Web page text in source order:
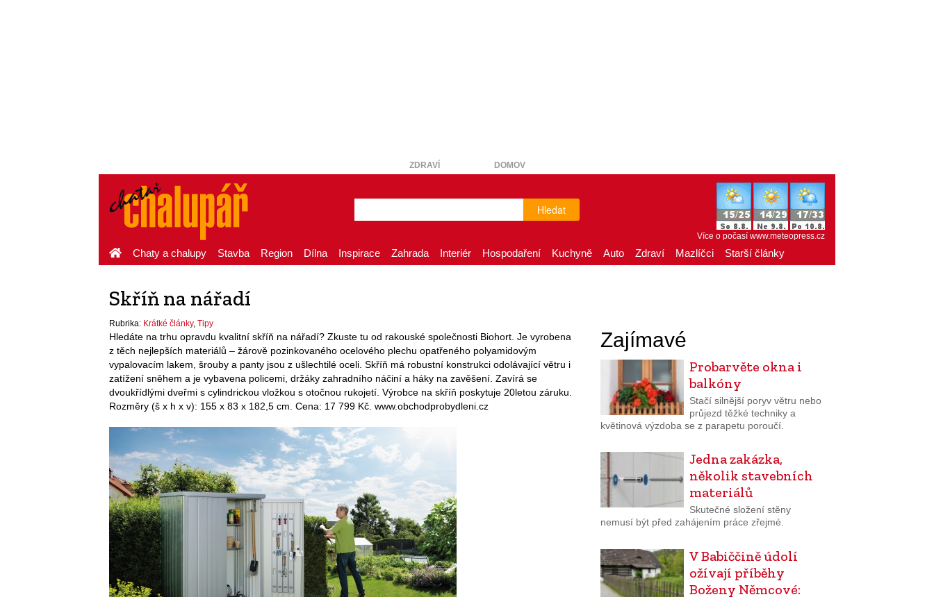
ZDRAVÍ DOMOV
Hledat
Více o počasí www.meteopress.cz
Chaty a chalupy Stavba Region Dílna Inspirace Zahrada Interiér Hospodaření Kuchyně Auto Zdraví Mazlíčci Starší články
Skříň na nářadí
Rubrika: Krátké články, Tipy
Hledáte na trhu opravdu kvalitní skříň na nářadí? Zkuste tu od rakouské společnosti Biohort. Je vyrobena
z těch nejlepších materiálů – žárově pozinkovaného ocelového plechu opatřeného polyamidovým
vypalovacím lakem, šrouby a panty jsou z ušlechtilé oceli. Skříň má robustní konstrukci odolávající větru i
zatížení sněhem a je vybavena policemi, držáky zahradního náčiní a háky na zavěšení. Zavírá se
dvoukřídlými dveřmi s cylindrickou vložkou s otočnou rukojetí. Výrobce na skříň poskytuje 20letou záruku.
Rozměry (š x h x v): 155 x 83 x 182,5 cm. Cena: 17 799 Kč. www.obchodprobydleni.cz
Zajímavé
Probarvěte okna i
balkóny
Stačí silnější poryv větru nebo
průjezd těžké techniky a
květinová výzdoba se z parapetu poroučí.
Jedna zakázka,
několik stavebních
materiálů
Skutečné složení stěny
nemusí být před zahájením práce zřejmé.
V Babiččině údolí
ožívají příběhy
Boženy Němcové: